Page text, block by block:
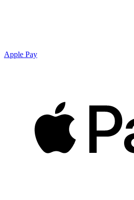
Apple Pay